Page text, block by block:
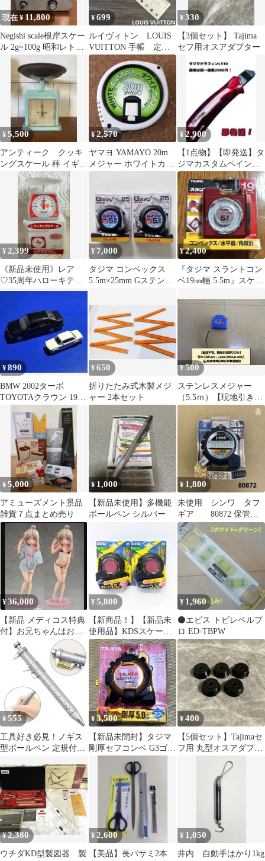
現在 ¥ 11,800
Negishi scale根岸スケー
ル 2g~100g 昭和レトロ
上皿天秤
¥699
ルイヴィトン LOUIS
VUITTON 手帳 定
規 スケール
¥330
【3個セット】 Tajima
セフ用オスアダプター
¥5,500
アンティーク クッキ
ングスケール 秤 イギリ
¥2,570
ヤマヨ YAMAYO 20m
メジャー ホワイトカス
タム WC20
¥ 2,900
【1点物】【即発送】タ
ジマカスタムペイント
カッター❗
¥ 2,399
《新品未使用》レア
♡35周年ハローキティ
クッキングスケール
¥ 7,000
タジマ コンベックス
5.5m×25mm Gステンロ
¥2,400
『タジマ スラントコン
ベ19㎜幅 5.5m』スケー
¥890
BMW 2002ターボ
TOYOTAクラウン 1999
年式 ミニカー レト
ロレア
¥650
折りたたみ式木製メジ
ャー 2本セット
¥500
ステンレスメジャー
（5.5ｍ）【現地引き取
りのみ、発送は行いま
せん】
¥5,000
アミューズメント景品
雑貨７点まとめ売り
¥ 1,000
【新品未使用】多機能
ボールペン シルバー
¥ 1,800
未使用 シンワ タフ
ギア 80872 保管
品 埃スレあり
⑧
¥36,000
【新品 メディコス特典
付】お兄ちゃんはおし
まい 緒山まひろ 1/4フ
ィギュア
¥ 5,800
【新商品！】【新品未
使用品】KDSスケー
ル グランツ25巾5.5
ｍ 右基点 尺相当
1/33ｍ目盛付
GZ2555RS 2個セット
¥ 1,960
⚫エビス トビレベルプ
ロ ED-TBPW
¥ 555
工具好き必見！ノギス
型ボールペン 定規付き
計 製図
¥3,500
【新品未開封】タジマ
剛厚セフコンベ G3ゴー
ルドロック マグ爪25
¥400
【5個セット】Tajimaセ
フ用 丸型オスアダプタ
¥2,380
ウチダKD型製図器 製
¥ 2,600
【美品】長バサミ2本
¥ 1,050
井内 自動手はかり1kg